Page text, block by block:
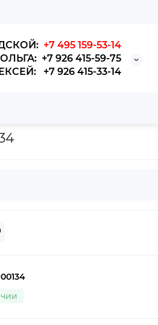
+7 495 159-53-14
ОЛЬГА: +7 926 415-59-75
+7 926 415-33-14